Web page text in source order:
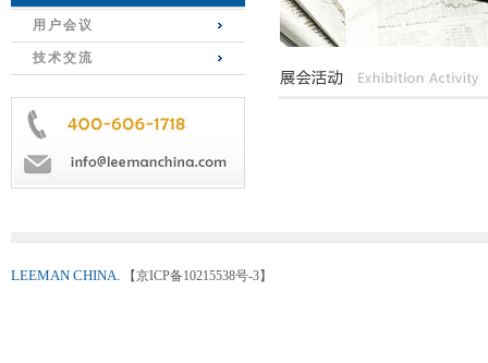
用户会议
技术交流
LEEMAN CHINA. 【京ICP备10215538号-3】